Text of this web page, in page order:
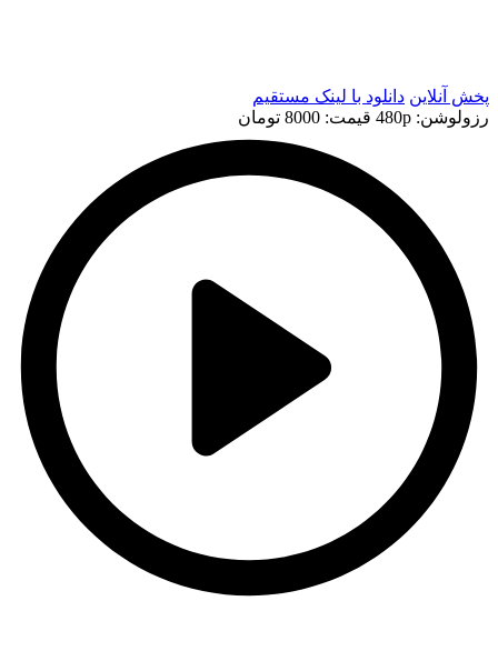
پخش آنلاین دانلود با لينک مستقيم
رزولوشن: 480p
قيمت: 8000 تومان